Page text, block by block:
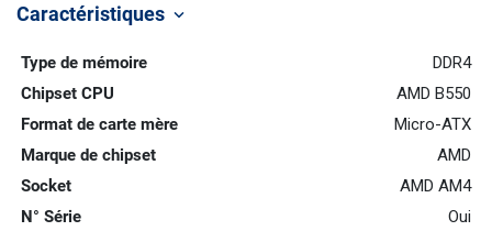
Caractéristiques keyboard_arrow_down
Type de mémoire
DDR4
Chipset CPU
AMD B550
Format de carte mère
Micro-ATX
Marque de chipset
AMD
Socket
AMD AM4
N° Série
Oui